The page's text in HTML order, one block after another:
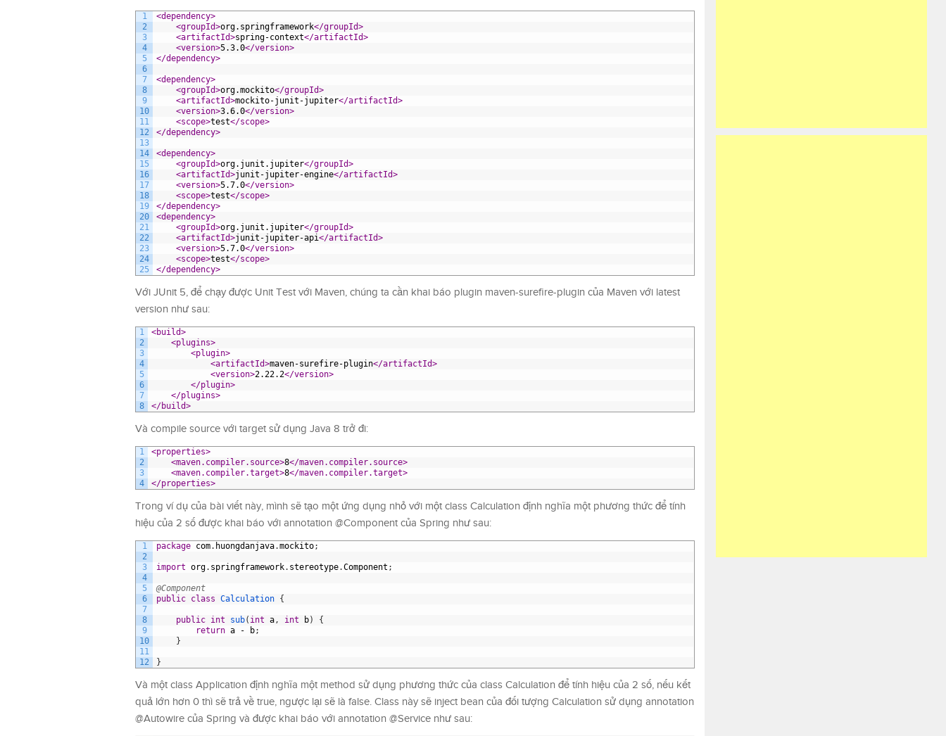
1
2
3
4
5
6
7
8
9
10
11
12
13
14
15
16
17
18
19
20
21
22
23
24
25
<dependency>
<groupId>org.springframework</groupId>
<artifactId>spring-context</artifactId>
<version>5.3.0</version>
</dependency>
<dependency>
<groupId>org.mockito</groupId>
<artifactId>mockito-junit-jupiter</artifactId>
<version>3.6.0</version>
<scope>test</scope>
</dependency>
<dependency>
<groupId>org.junit.jupiter</groupId>
<artifactId>junit-jupiter-engine</artifactId>
<version>5.7.0</version>
<scope>test</scope>
</dependency>
<dependency>
<groupId>org.junit.jupiter</groupId>
<artifactId>junit-jupiter-api</artifactId>
<version>5.7.0</version>
<scope>test</scope>
</dependency>
Với JUnit 5, để chạy được Unit Test với Maven, chúng ta cần khai báo plugin maven-surefire-plugin của Maven với latest
version như sau:
1
2
3
4
5
6
7
8
<build>
<plugins>
<plugin>
<artifactId>maven-surefire-plugin</artifactId>
<version>2.22.2</version>
</plugin>
</plugins>
</build>
Và compile source với target sử dụng Java 8 trở đi:
1
2
3
4
<properties>
<maven.compiler.source>8</maven.compiler.source>
<maven.compiler.target>8</maven.compiler.target>
</properties>
Trong ví dụ của bài viết này, mình sẽ tạo một ứng dụng nhỏ với một class Calculation định nghĩa một phương thức để tính
hiệu của 2 số được khai báo với annotation @Component của Spring như sau:
1
2
3
4
5
6
7
8
9
10
11
12
package com. huongdanjava.mockito;
import org. springframework. stereotype.Component ;
@Component
public class Calculation {
public int sub( int a, int b)
{
return a - b;
}
}
Và một class Application định nghĩa một method sử dụng phương thức của class Calculation để tính hiệu của 2 số, nếu kết
quả lớn hơn 0 thì sẽ trả về true, ngược lại sẽ là false. Class này sẽ inject bean của đối tượng Calculation sử dụng annotation
@Autowire của Spring và được khai báo với annotation @Service như sau: